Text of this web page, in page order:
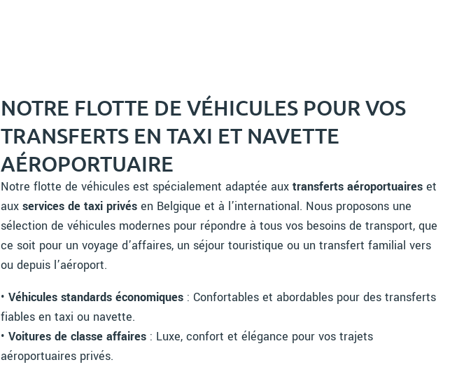
NOTRE FLOTTE DE VÉHICULES POUR VOS
TRANSFERTS EN TAXI ET NAVETTE
AÉROPORTUAIRE
Notre flotte de véhicules est spécialement adaptée aux transferts aéroportuaires et
aux services de taxi privés en Belgique et à l’international. Nous proposons une
sélection de véhicules modernes pour répondre à tous vos besoins de transport, que
ce soit pour un voyage d’affaires, un séjour touristique ou un transfert familial vers
ou depuis l’aéroport.
• Véhicules standards économiques : Confortables et abordables pour des transferts
fiables en taxi ou navette.
• Voitures de classe affaires : Luxe, confort et élégance pour vos trajets
aéroportuaires privés.